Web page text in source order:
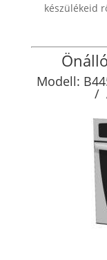
készülékeid
Modell:
/